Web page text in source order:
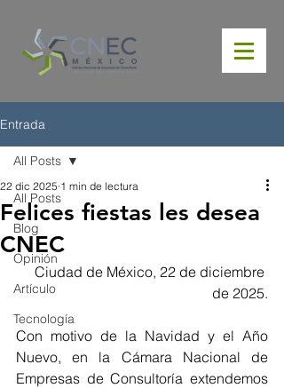
Entrada
All Posts
Blog
Opinión
Artículo
Tecnología
All Posts
Felices fiestas les desea
CNEC
22 dic 2025 1 min de lectura
Ciudad de México, 22 de diciembre
de 2025.
Con motivo de la Navidad y el Año
Nuevo, en la Cámara Nacional de
Empresas de Consultoría extendemos